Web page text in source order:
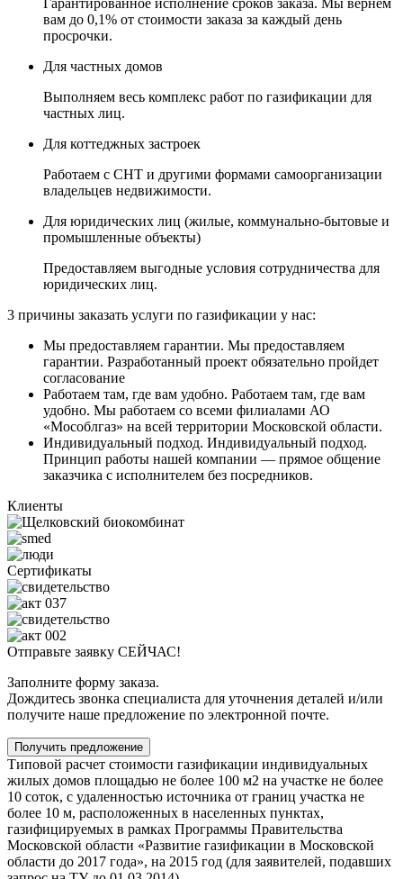
вам до 0,1% от стоимости заказа за каждый день
просрочки.
Для частных домов
Выполняем весь комплекс работ по газификации для
частных лиц.
Для коттеджных застроек
Работаем с СНТ и другими формами самоорганизации
владельцев недвижимости.
Для юридических лиц (жилые, коммунально-бытовые и
промышленные объекты)
Предоставляем выгодные условия сотрудничества для
юридических лиц.
3 причины заказать услуги по газификации у нас:
Мы предоставляем гарантии. Мы предоставляем
гарантии. Разработанный проект обязательно пройдет
согласование
Работаем там, где вам удобно. Работаем там, где вам
удобно. Мы работаем со всеми филиалами АО
«Мособлгаз» на всей территории Московской области.
Индивидуальный подход. Индивидуальный подход.
Принцип работы нашей компании — прямое общение
заказчика с исполнителем без посредников.
Клиенты
Сертификаты
Отправьте заявку СЕЙЧАС!
Заполните форму заказа.
Дождитесь звонка специалиста для уточнения деталей и/или
получите наше предложение по электронной почте.
Получить предложение
Типовой расчет стоимости газификации индивидуальных
жилых домов площадью не более 100 м2 на участке не более
10 соток, с удаленностью источника от границ участка не
более 10 м, расположенных в населенных пунктах,
газифицируемых в рамках Программы Правительства
Московской области «Развитие газификации в Московской
области до 2017 года», на 2015 год (для заявителей, подавших